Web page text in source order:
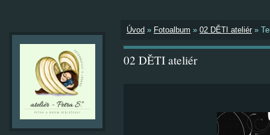
Úvod » Fotoalbum » 02 DĚTI ateliér »
02 DĚTI ateliér